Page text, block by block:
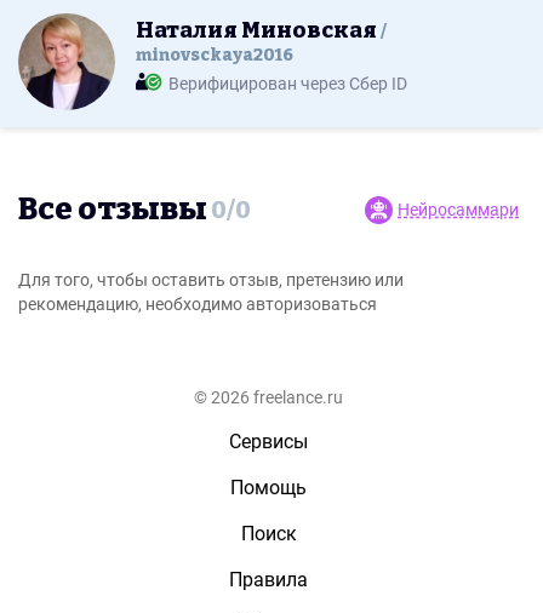
Наталия Миновская
minovsckaya2016
Верифицирован через Сбер ID
Все отзывы 0/0 Нейросаммари
Для того, чтобы оставить отзыв, претензию или
рекомендацию, необходимо авторизоваться
© 2026 freelance.ru
Сервисы
Помощь
Поиск
Правила